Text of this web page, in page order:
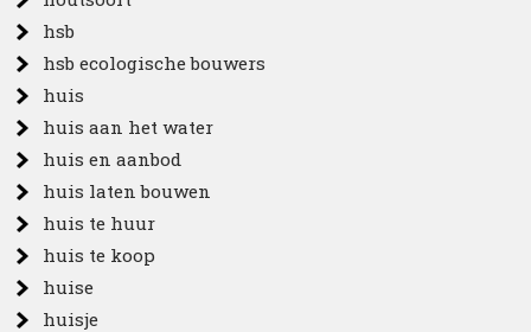
hsb
hsb ecologische bouwers
huis
huis aan het water
huis en aanbod
huis laten bouwen
huis te huur
huis te koop
huise
huisje